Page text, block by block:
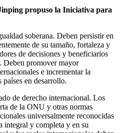
propuso la Iniciativa para
soberana. Deben persistir en
de su tamaño, fortaleza y
de decisiones y beneficiarios
Deben promover mayor
e incrementar la
en desarrollo.
de derecho internacional. Los
de la ONU y otras normas
universalmente reconocidas
integral y completa y en su